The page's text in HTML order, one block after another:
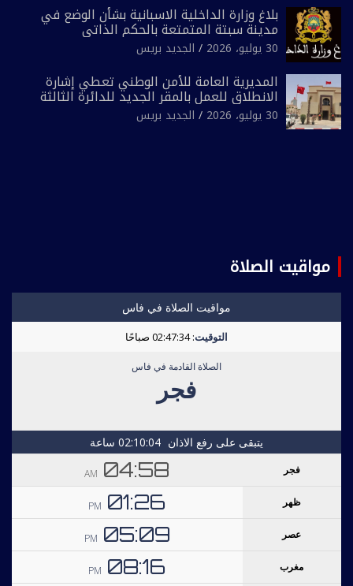
بلاغ وزارة الداخلية الاسبانية بشأن الوضع في
مدينة سبتة المتمتعة بالحكم الذاتي
30 يوليو، 2026 الجديد بريس
المديرية العامة للأمن الوطني تعطي إشارة
الانطلاق للعمل بالمقر الجديد للدائرة الثالثة
للشرطة بولاية أمن العيون
30 يوليو، 2026 الجديد بريس
مواقيت الصلاة